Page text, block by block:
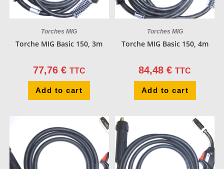
Torches MIG
Torche MIG Basic 150, 3m
77,76 € TTC
Add to cart
Torches MIG
Torche MIG Basic 150, 4m
84,48€ TTC
Add to cart